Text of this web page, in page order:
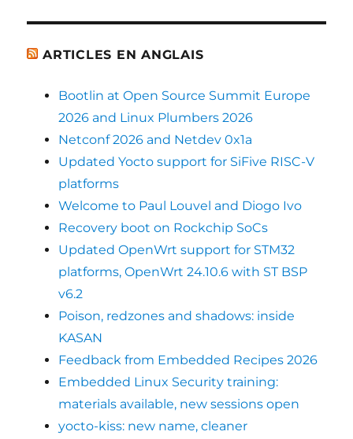
ARTICLES EN ANGLAIS
Bootlin at Open Source Summit Europe
2026 and Linux Plumbers 2026
Netconf 2026 and Netdev 0x1a
Updated Yocto support for SiFive RISC-V
platforms
Welcome to Paul Louvel and Diogo Ivo
Recovery boot on Rockchip SoCs
Updated OpenWrt support for STM32
platforms, OpenWrt 24.10.6 with ST BSP
v6.2
Poison, redzones and shadows: inside
KASAN
Feedback from Embedded Recipes 2026
Embedded Linux Security training:
materials available, new sessions open
yocto-kiss: new name, cleaner